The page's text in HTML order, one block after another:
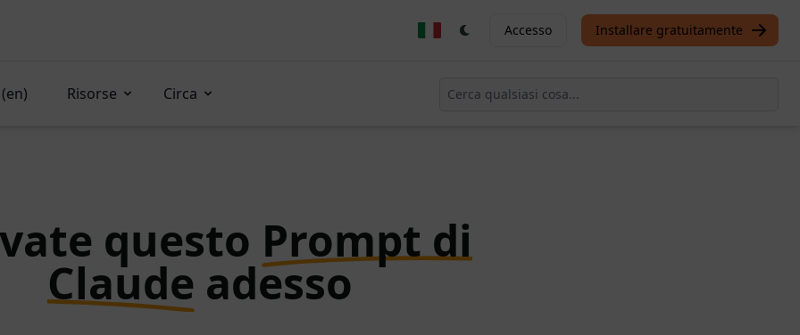
Accesso Installare gratuitamente
Risorse Circa
questo Prompt di
Claude adesso